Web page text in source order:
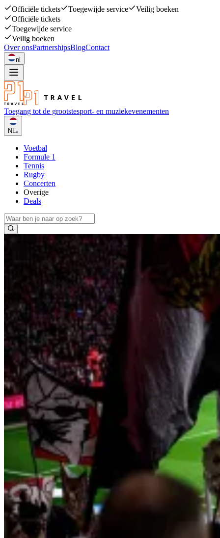
Officiële tickets Toegewijde service
Veilig boeken
Officiële tickets
Toegewijde service
Veilig boeken
Over onsPartnershipsBlogContact
nl
Toegang tot de grootstesport- en muziekevenementen
NL
Voetbal
Formule 1
Tennis
Rugby
Concerten
Overige
Deals